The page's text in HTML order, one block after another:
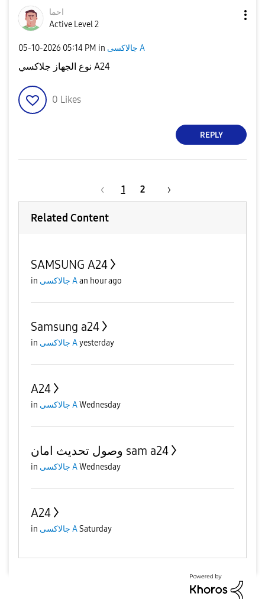
احما
Active Level 2
‎05-10-2026 05:14 PM in جالاكسى A
نوع الجهاز جلاكسي A24
0 Likes
REPLY
1 2
Related Content
SAMSUNG A24
in جالاكسى Aan hour ago
Samsung a24
in جالاكسى Ayesterday
A24
in جالاكسى AWednesday
وصول تحديث امان sam a24
in جالاكسى AWednesday
A24
in جالاكسى ASaturday